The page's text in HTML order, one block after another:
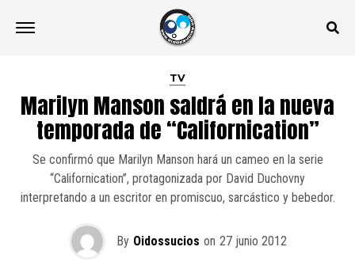
TV
Marilyn Manson saldrá en la nueva
temporada de “Californication”
Se confirmó que Marilyn Manson hará un cameo en la serie
“Californication”, protagonizada por David Duchovny
interpretando a un escritor en promiscuo, sarcástico y bebedor.
By Oidossucios on 27 junio 2012